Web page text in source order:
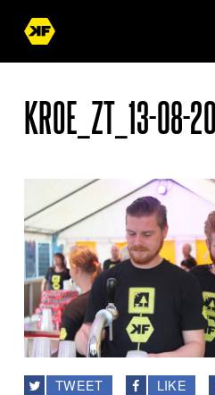
KROE_ZT_13-08-
TWEET LIKE